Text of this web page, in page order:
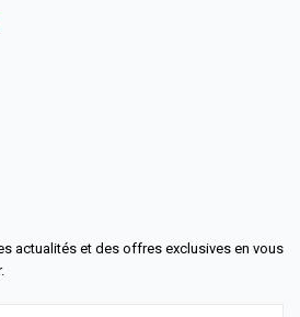
actualités et des offres exclusives en vous